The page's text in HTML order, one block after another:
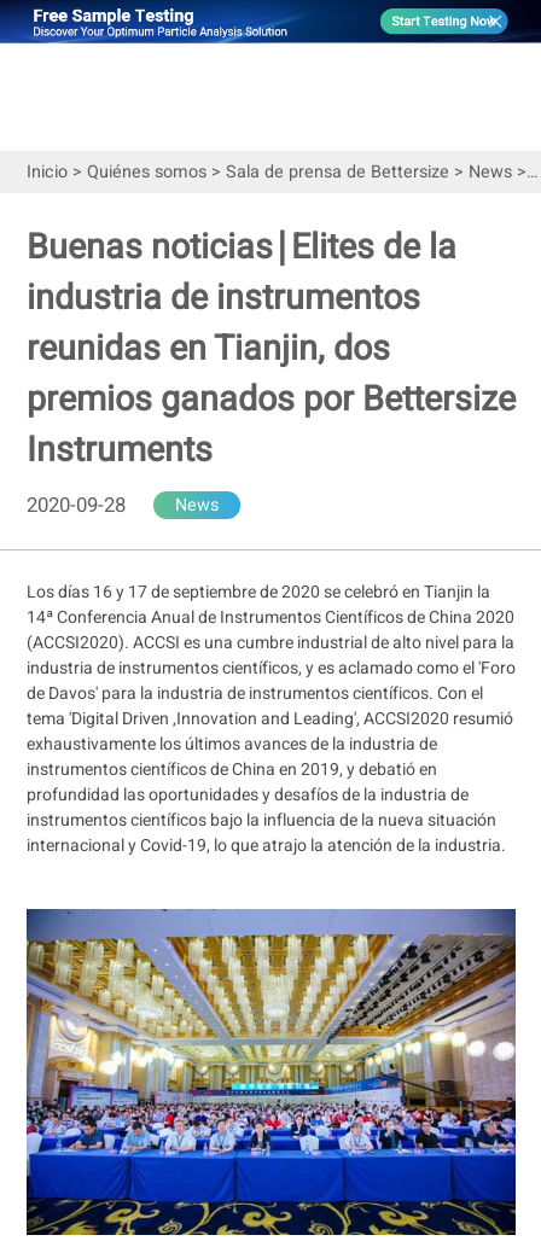
Inicio> Quiénes somos> Sala de prensa de Bettersize > News>
Buenas noticias∣Elites de la
industria de instrumentos
reunidas en Tianjin, dos
premios ganados por Bettersize
Instruments
2020-09-28 News
Los días 16 y 17 de septiembre de 2020 se celebró en Tianjin la
14ª Conferencia Anual de Instrumentos Científicos de China 2020
(ACCSI2020). ACCSI es una cumbre industrial de alto nivel para la
industria de instrumentos científicos, y es aclamado como el 'Foro
de Davos' para la industria de instrumentos científicos. Con el
tema 'Digital Driven ,Innovation and Leading', ACCSI2020 resumió
exhaustivamente los últimos avances de la industria de
instrumentos científicos de China en 2019, y debatió en
profundidad las oportunidades y desafíos de la industria de
instrumentos científicos bajo la influencia de la nueva situación
internacional y Covid-19, lo que atrajo la atención de la industria.